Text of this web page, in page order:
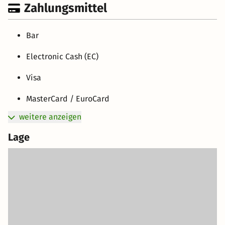
Zahlungsmittel
Bar
Electronic Cash (EC)
Visa
MasterCard / EuroCard
weitere anzeigen
Lage